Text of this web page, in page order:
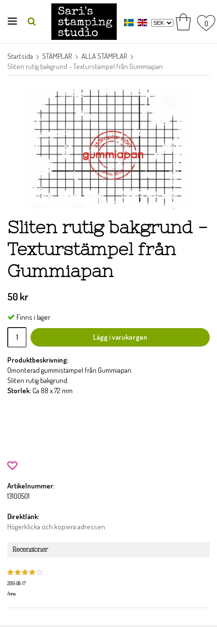
0
Startsida STÄMPLAR
ALLA STÄMPLAR
Sliten rutig bakgrund - Texturstämpel från Gummiapan
Sliten rutig bakgrund -
Texturstämpel från
Gummiapan
50 kr
Finns i lager
Lägg i varukorgen
Produktbeskrivning:
Omonterad gummistämpel från Gummiapan.
Sliten rutig bakgrund.
Storlek: Ca 88 x 72 mm
Artikelnummer:
13100501
Direktlänk:
Högerklicka och kopiera adressen
Recensioner
2019-08-17
Anna